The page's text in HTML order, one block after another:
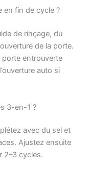
en fin de cycle ?
de rinçage, du
de la porte.
porte entrouverte
auto si
3-en-1 ?
avec du sel et
Ajustez ensuite
2–3 cycles.